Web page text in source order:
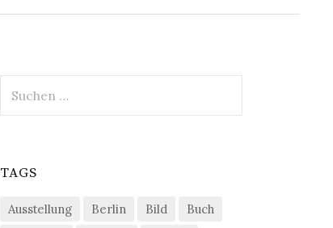
nach:
TAGS
Ausstellung Berlin Bild
Buch